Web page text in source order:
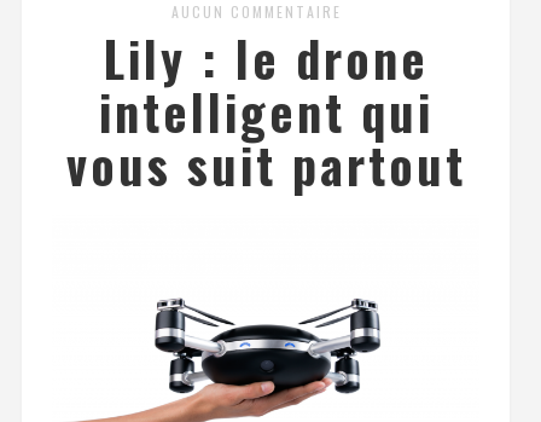
AUCUN COMMENTAIRE
Lily : le drone
intelligent qui
vous suit partout